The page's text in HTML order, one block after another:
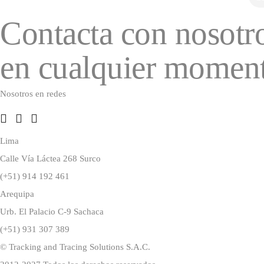
Contacta con
en cualquier
Nosotros en redes
Lima
Calle Vía Láctea 268 Surco
(+51) 914 192 461
Arequipa
Urb. El Palacio C-9 Sachaca
(+51) 931 307 389
© Tracking and Tracing Solutions S.A.C.